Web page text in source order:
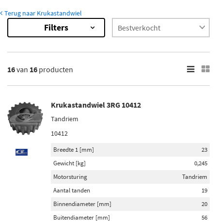
Terug naar Krukastandwiel
Resultaten
×
Op voorraad (15)
Niet op voorraad (1)
Filters
16van 16 producten
Krukastandwiel 3RG 10412
Tandriem
10412
Breedte 1 [mm]
23
Gewicht [kg]
0,245
Motorsturing
Tandriem
Aantal tanden
19
Binnendiameter [mm]
20
Buitendiameter [mm]
56